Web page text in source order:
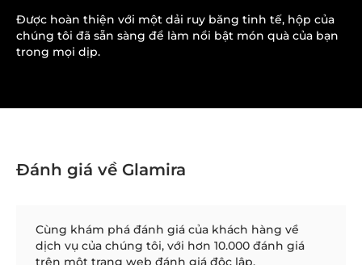
Được hoàn thiện với một dải ruy băng tinh tế, hộp của
chúng tôi đã sẵn sàng để làm nổi bật món quà của bạn
trong mọi dịp.
Đánh giá về Glamira
Cùng khám phá đánh giá của khách hàng về
dịch vụ của chúng tôi, với hơn 10.000 đánh giá
trên một trang web đánh giá độc lập.